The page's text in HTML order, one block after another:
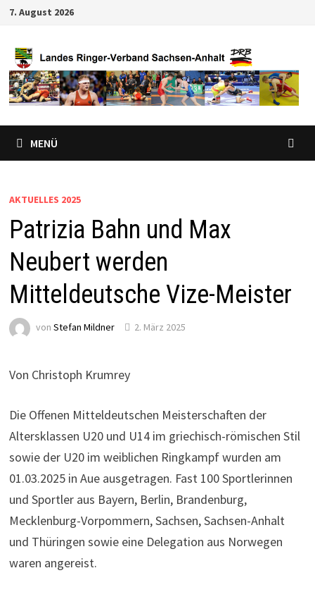
Zum
springen
7. August 2026
MENÜ
AKTUELLES 2025
Patrizia Bahn und Max
Neubert werden
Mitteldeutsche Vize-Meister
von Stefan Mildner 2. März 2025
Von Christoph Krumrey
Die Offenen Mitteldeutschen Meisterschaften der
Altersklassen U20 und U14 im griechisch-römischen Stil
sowie der U20 im weiblichen Ringkampf wurden am
01.03.2025 in Aue ausgetragen. Fast 100 Sportlerinnen
und Sportler aus Bayern, Berlin, Brandenburg,
Mecklenburg-Vorpommern, Sachsen, Sachsen-Anhalt
und Thüringen sowie eine Delegation aus Norwegen
waren angereist.